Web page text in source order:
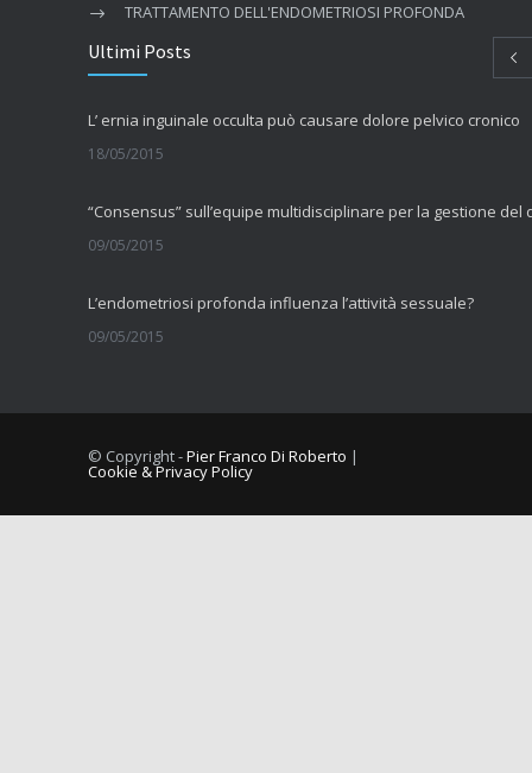
TRATTAMENTO DELL'ENDOMETRIOSI PROFONDA
Ultimi Posts
L’ ernia inguinale occulta può causare dolore pelvico cronico
18/05/2015
09/05/2015
L’endometriosi profonda influenza l’attività sessuale?
09/05/2015
Comorbilità tra dolore muscolo scheletrico cronico e
10/09/2014
© Copyright -Pier Franco Di Roberto |
Cookie & Privacy Policy